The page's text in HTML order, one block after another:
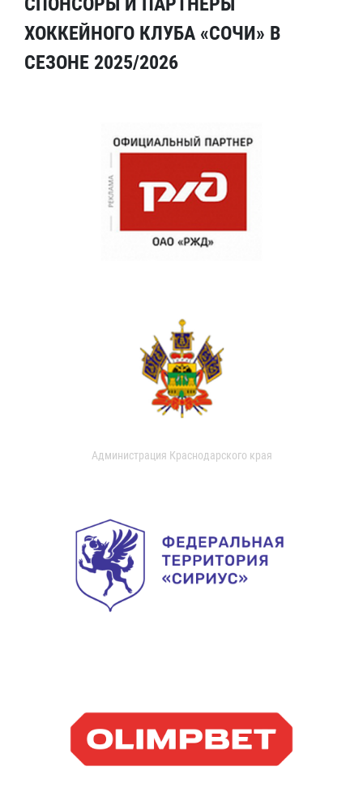
ХОККЕЙНОГО КЛУБА «СОЧИ» В
СЕЗОНЕ 2025/2026
Администрация Краснодарского края